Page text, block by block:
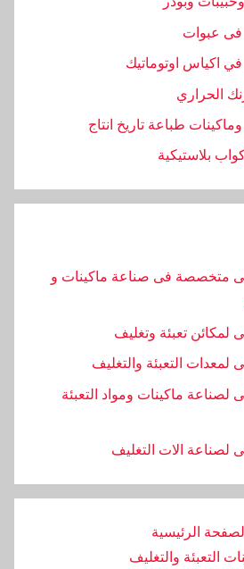
فى عبوات
اكياس اوتوماتيك
الحراري
طباعة تاريخ انتاج
بلاستيكية
متخصصة فى صناعة ماكينات و
تعبئة وتغليف
التعبئة والتغليف
ماكينات ومواد التعبئة
الات التغليف
الصفحة الرئيسية
التعبئة والتغليف